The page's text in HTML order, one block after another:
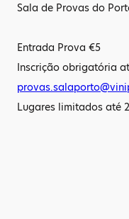
Sala de Provas do
Entrada Prova €5
Inscrição obrigatória
provas.salaporto
Lugares limitados até